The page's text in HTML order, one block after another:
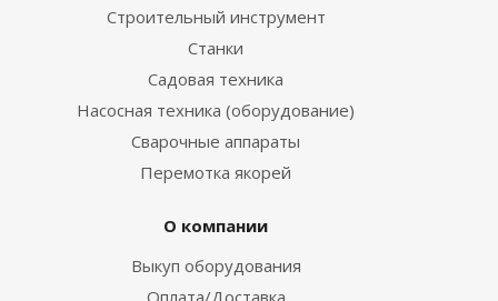
Строительный инструмент
Станки
Садовая техника
Насосная техника (оборудование)
Сварочные аппараты
Перемотка якорей
О компании
Выкуп оборудования
Оплата/Доставка